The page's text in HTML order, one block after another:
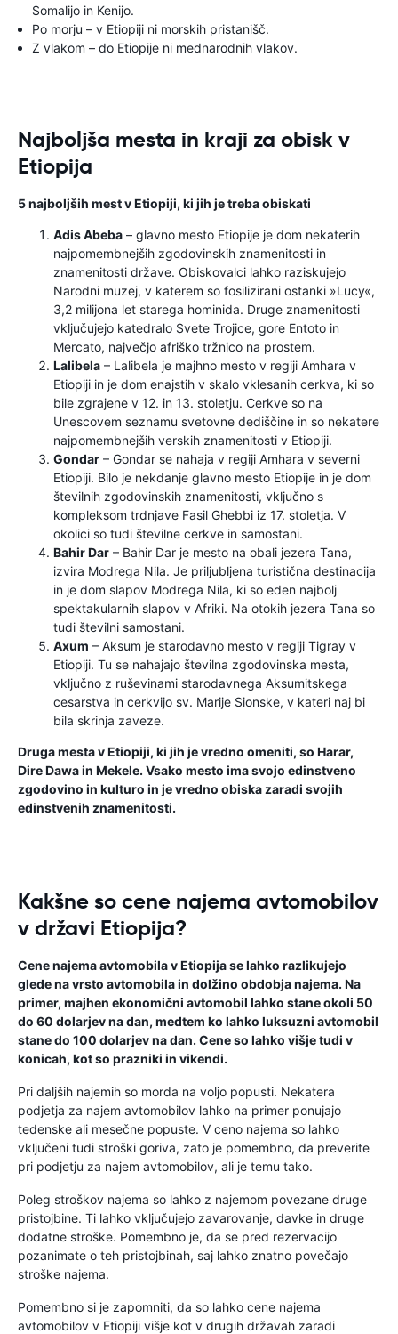
Somalijo in Kenijo.
Po morju – v Etiopiji ni morskih pristanišč.
Z vlakom – do Etiopije ni mednarodnih vlakov.
Najboljša mesta in kraji za obisk v
Etiopija
5 najboljših mest v Etiopiji, ki jih je treba obiskati
Adis Abeba – glavno mesto Etiopije je dom nekaterih
najpomembnejših zgodovinskih znamenitosti in
znamenitosti države. Obiskovalci lahko raziskujejo
Narodni muzej, v katerem so fosilizirani ostanki »Lucy«,
3,2 milijona let starega hominida. Druge znamenitosti
vključujejo katedralo Svete Trojice, gore Entoto in
Mercato, največjo afriško tržnico na prostem.
Lalibela – Lalibela je majhno mesto v regiji Amhara v
Etiopiji in je dom enajstih v skalo vklesanih cerkva, ki so
bile zgrajene v 12. in 13. stoletju. Cerkve so na
Unescovem seznamu svetovne dediščine in so nekatere
najpomembnejših verskih znamenitosti v Etiopiji.
Gondar – Gondar se nahaja v regiji Amhara v severni
Etiopiji. Bilo je nekdanje glavno mesto Etiopije in je dom
številnih zgodovinskih znamenitosti, vključno s
kompleksom trdnjave Fasil Ghebbi iz 17. stoletja. V
okolici so tudi številne cerkve in samostani.
Bahir Dar – Bahir Dar je mesto na obali jezera Tana,
izvira Modrega Nila. Je priljubljena turistična destinacija
in je dom slapov Modrega Nila, ki so eden najbolj
spektakularnih slapov v Afriki. Na otokih jezera Tana so
tudi številni samostani.
Axum – Aksum je starodavno mesto v regiji Tigray v
Etiopiji. Tu se nahajajo številna zgodovinska mesta,
vključno z ruševinami starodavnega Aksumitskega
cesarstva in cerkvijo sv. Marije Sionske, v kateri naj bi
bila skrinja zaveze.
Druga mesta v Etiopiji, ki jih je vredno omeniti, so Harar,
Dire Dawa in Mekele. Vsako mesto ima svojo edinstveno
zgodovino in kulturo in je vredno obiska zaradi svojih
edinstvenih znamenitosti.
Kakšne so cene najema avtomobilov
v državi Etiopija?
Cene najema avtomobila v Etiopija se lahko razlikujejo
glede na vrsto avtomobila in dolžino obdobja najema. Na
primer, majhen ekonomični avtomobil lahko stane okoli 50
do 60 dolarjev na dan, medtem ko lahko luksuzni avtomobil
stane do 100 dolarjev na dan. Cene so lahko višje tudi v
konicah, kot so prazniki in vikendi.
Pri daljših najemih so morda na voljo popusti. Nekatera
podjetja za najem avtomobilov lahko na primer ponujajo
tedenske ali mesečne popuste. V ceno najema so lahko
vključeni tudi stroški goriva, zato je pomembno, da preverite
pri podjetju za najem avtomobilov, ali je temu tako.
Poleg stroškov najema so lahko z najemom povezane druge
pristojbine. Ti lahko vključujejo zavarovanje, davke in druge
dodatne stroške. Pomembno je, da se pred rezervacijo
pozanimate o teh pristojbinah, saj lahko znatno povečajo
stroške najema.
Pomembno si je zapomniti, da so lahko cene najema
avtomobilov v Etiopiji višje kot v drugih državah zaradi